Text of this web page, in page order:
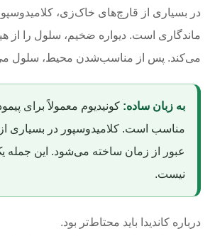
در بسیاری از قارچ‌های خاک‌زی،
ماندگاری است. دیواره ضخیم، سلول را از
می‌کند. پس از مناسب‌شدن محیط، سلول
به زبان ساده: کونیدیوم معمولاً برای
مناسب است. کلامیدوسپور در بسیاری از
عبور از زمان ساخته می‌شود. این جمله
نیست.
درباره کاندیدا باید محتاط‌تر بود.